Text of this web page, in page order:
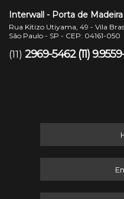
Interwall - Porta de Madeira
Rua Kitizo Utiyama, 49 - Vila
São Paulo - SP - CEP: 04161-050
(11) 2969-5462 (11)